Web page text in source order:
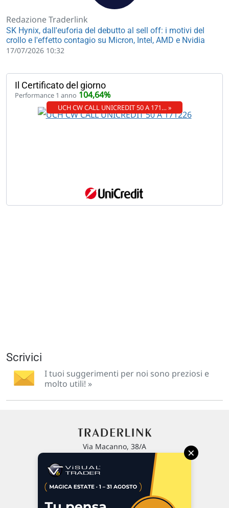
Redazione Traderlink
SK Hynix, dall'euforia del debutto al sell off: i motivi del
crollo e l'effetto contagio su Micron, Intel, AMD e Nvidia
17/07/2026 10:32
Il Certificato del giorno
Performance 1 anno 104,64%
UCH CW CALL UNICREDIT 50 A 171… »
Scrivici
I tuoi suggerimenti per noi sono preziosi e
molto utili! »
Via Macanno, 38/A
P.IVA 02 452 460 401
×